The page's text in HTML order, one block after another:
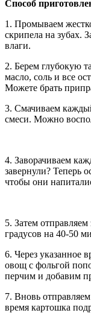
Способ
1. Промываем
скрипела на зубах.
влаги.
2. Берем глубокую
масло, соль и все
Можете брать
3. Смачиваем
смеси. Можно
4. Заворачиваем
завернули? Теперь
чтобы они
5. Затем отправляем
градусов на 40-50
6. Через указанное
овощ с фольгой
перчим и добавим
7. Вновь
время картошка